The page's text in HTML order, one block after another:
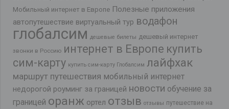
Мобильный интернет в Европе Полезные приложения
автопутешествие виртуальный тур водафон
глобалсим дешевые билеты дешевый интернет
звонки в Россию интернет в Европе купить
сим-карту купить сим-карту Глобалсим лайфхак
маршрут путешествия мобильный интернет
недорогой роуминг за границей новости обучение за
границей оранж ортел отзыв отзывы путешествие на